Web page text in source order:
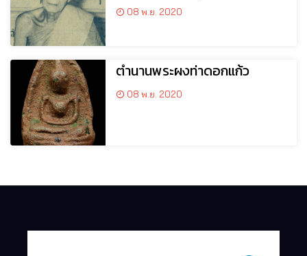
08 พ.ย. 2020
ตำนานพระผงท่าดอกแก้ว
08 พ.ย. 2020